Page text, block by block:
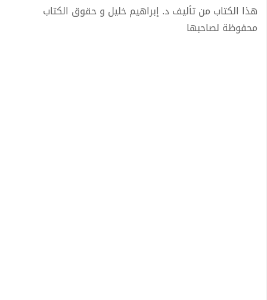
هذا الكتاب من تأليف د. إبراهيم خليل و حقوق الكتاب
محفوظة لصاحبها